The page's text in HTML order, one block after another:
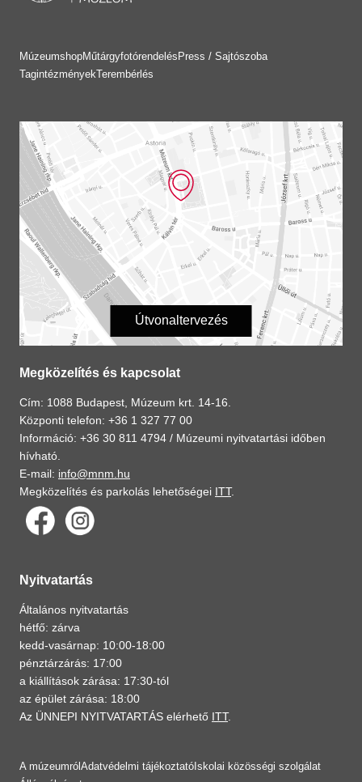
MúzeumshopMűtárgyfotórendelés Press / Sajtószoba
TagintézményekTerembérlés
Útvonaltervezés
Megközelítés és kapcsolat
Cím: 1088 Budapest, Múzeum krt. 14-16.
Központi telefon: +36 1 327 77 00
Információ: +36 30 811 4794 / Múzeumi nyitvatartási időben
hívható.
E-mail: info@mnm.hu
Megközelítés és parkolás lehetőségei ITT.
Nyitvatartás
Általános nyitvatartás
hétfő: zárva
kedd-vasárnap: 10:00-18:00
pénztárzárás: 17:00
a kiállítások zárása: 17:30-tól
az épület zárása: 18:00
Az ÜNNEPI NYITVATARTÁS elérhető ITT.
A múzeumról Adatvédelmi tájékoztató Iskolai közösségi szolgálat